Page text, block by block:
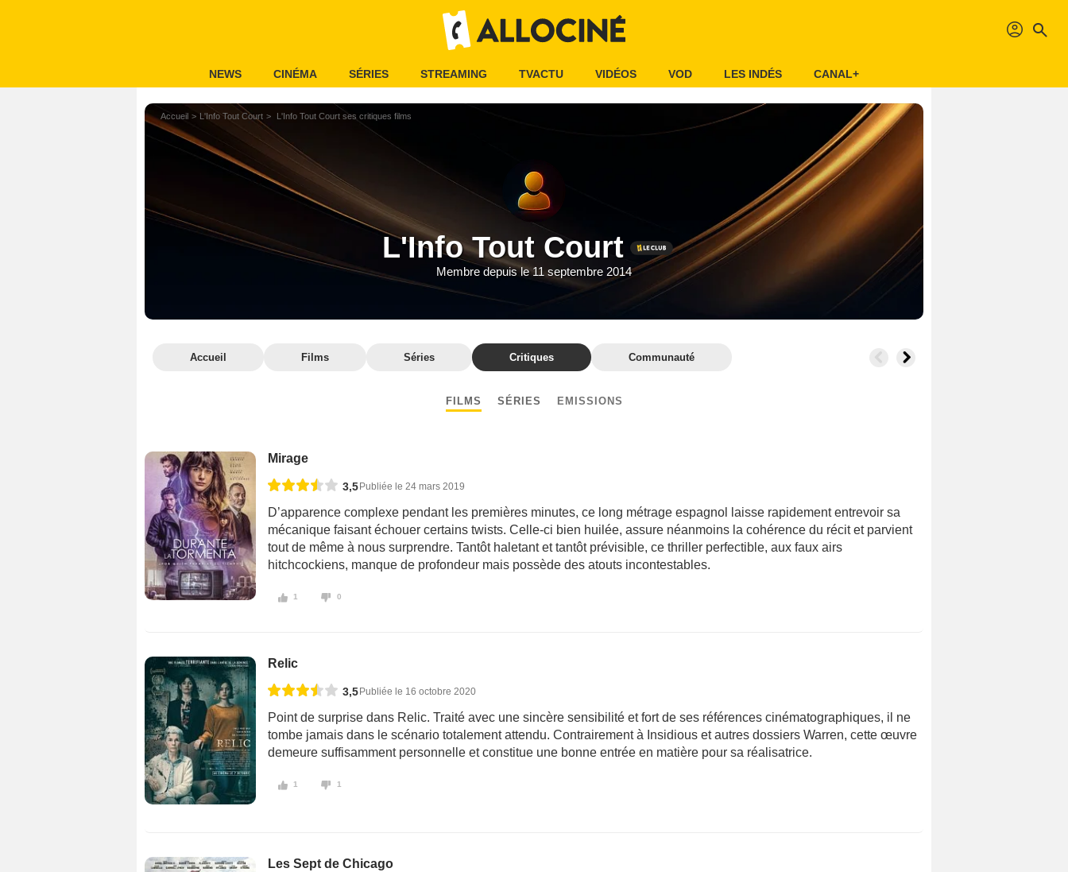
profil search
NEWS CINÉMA SÉRIES STREAMING TVACTU VIDÉOS VOD LES INDÉS CANAL+
Accueil L'Info Tout Court L'Info Tout Court ses critiques films
L'Info Tout Court
Membre depuis le 11 septembre 2014
Accueil Films Séries Critiques Communauté
FILMS SÉRIES EMISSIONS
Mirage
3,5 Publiée le 24 mars 2019
D’apparence complexe pendant les premières minutes, ce long métrage espagnol laisse rapidement entrevoir sa
mécanique faisant échouer certains twists. Celle-ci bien huilée, assure néanmoins la cohérence du récit et parvient
tout de même à nous surprendre. Tantôt haletant et tantôt prévisible, ce thriller perfectible, aux faux airs
hitchcockiens, manque de profondeur mais possède des atouts incontestables.
1 0
Relic
3,5Publiée le 16 octobre 2020
Point de surprise dans Relic. Traité avec une sincère sensibilité et fort de ses références cinématographiques, il ne
tombe jamais dans le scénario totalement attendu. Contrairement à Insidious et autres dossiers Warren, cette œuvre
demeure suffisamment personnelle et constitue une bonne entrée en matière pour sa réalisatrice.
1 1
Les Sept de Chicago